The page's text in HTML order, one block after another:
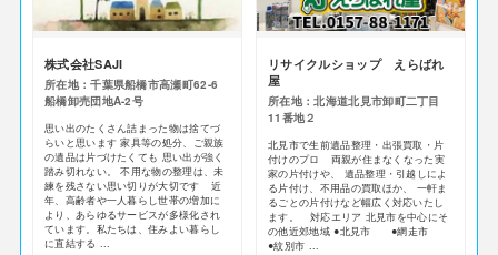
株式会社SAJI
所在地：千葉県船橋市高瀬町62-6
船橋卸売団地A-2号
思い出のたくさん詰まった物は捨てづ
らいと思います 家具等の処分、ご親族
の遺品は片づけたくても 思い出が強く
踏み切れない。 不用な物の整理は、未
練を残さない思い切りが大切です 近
年、高齢者や一人暮らし世帯の増加に
より、あらゆるサービスが多様化され
ています。私たちは、住みよい暮らし
に直結する ...
リサイクルショップ えらばれ
屋
所在地：北海道北見市卸町二丁目
11番地２
北見市で生前遺品整理・出張買取・片
付けのプロ 両親が住まなくなった実
家の片付けや、 遺品整理・引越しによ
る片付け、不用品の買取ほか、 一軒ま
るごとの片付けなど幅広く対応いたし
ます。 対応エリア 北見市を中心にそ
の他近郊地域 ●北見市 ●網走市
●紋別市 ...